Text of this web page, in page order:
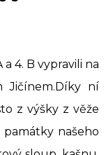
a 4. B vypravili na
Jičínem.Díky ní
z výšky z věže
památky našeho